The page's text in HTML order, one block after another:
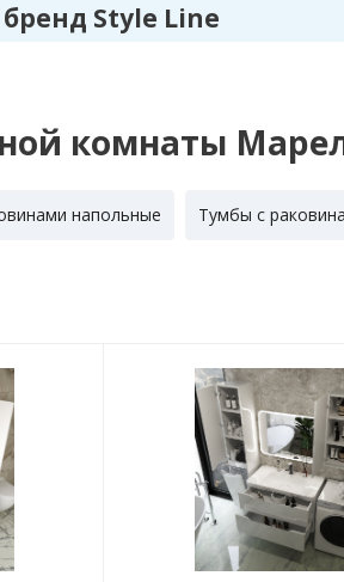
Style Line
комнаты
напольные Тумбы с